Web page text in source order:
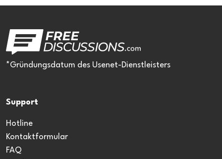
*Gründungsdatum des Usenet-Dienstleisters
Support
Hotline
Kontaktformular
FAQ